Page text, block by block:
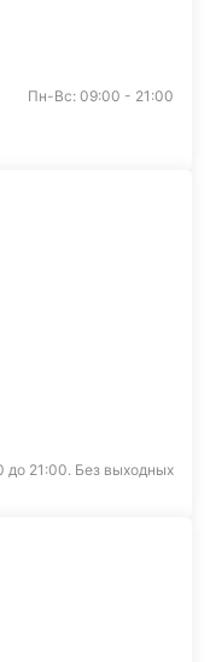
Пн-Вс: 09:00 - 21:00
до 21:00. Без выходных